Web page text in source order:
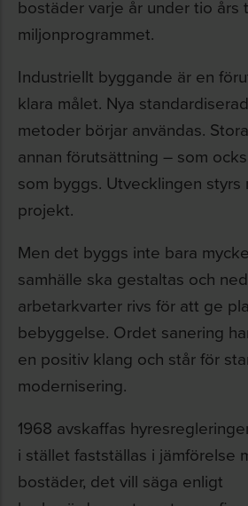
bostäder varje år under tio års
miljonprogrammet.
Industriellt byggande är en
klara målet. Nya
metoder börjar användas.
annan förutsättning – som
som byggs. Utvecklingen
projekt.
Men det byggs inte bara
samhälle ska gestaltas och
arbetarkvarter rivs för att ge
bebyggelse. Ordet sanering
en positiv klang och står för
modernisering.
1968 avskaffas
i stället fastställas i jämförelse
bostäder, det vill säga enligt